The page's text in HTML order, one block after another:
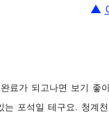
▲
료가 되고나면 보기 좋
는 포석일 테구요. 청계